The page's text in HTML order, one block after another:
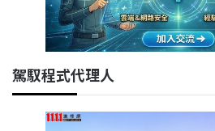
駕馭程式代理人